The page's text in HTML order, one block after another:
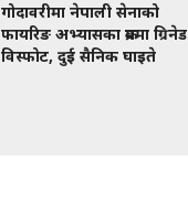
गोदावरीमा नेपाली सेनाको
फायरिङ अभ्यासका क्रममा ग्रिनेड
विस्फोट, दुई सैनिक घाइते